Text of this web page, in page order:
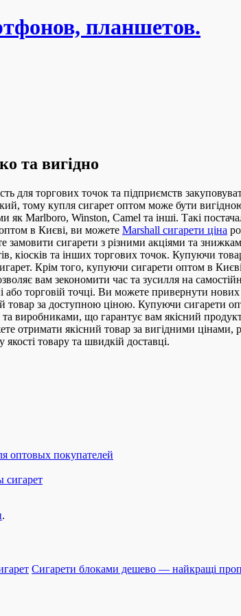
планшетов.
та вигідно
для торгових точок та підприємств
тому купля сигарет оптом може бути
Marlboro, Winston, Camel та інші. Такі
оптом в Києві, ви можете Marshall сигарети ціна
замовити сигарети з різними акціями та
кіосків та інших торгових точок. Купуючи
Крім того, купуючи сигарети оптом в
вам зекономити час та зусилля на
торговій точці. Ви можете привернути
товар за доступною ціною. Купуючи сигарети
виробниками, що гарантує вам якісний
отримати якісний товар за вигідними
товару та швидкій доставці.
оптовых покупателей
сигарет
.
Сигарети блоками дешево — найкращі